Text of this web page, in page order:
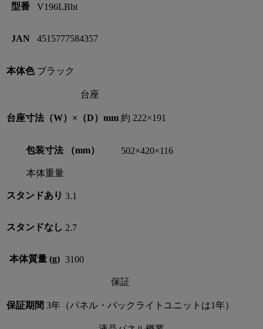
型番 V196LBbi
JAN 4515777584357
本体色 ブラック
台座
台座寸法（W）×（D）mm 約 222×191
包装寸法 （mm） 502×420×116
本体重量
スタンドあり 3.1
スタンドなし 2.7
本体質量 (g) 3100
保証
保証期間 3年（パネル・バックライトユニットは1年）